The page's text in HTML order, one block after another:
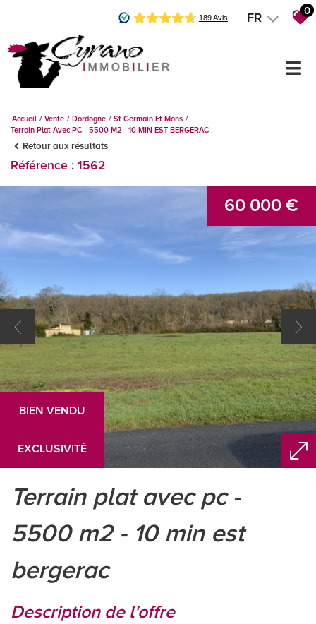
FR 0
Accueil Vente Dordogne
St Germain Et Mons
Terrain Plat Avec PC - 5500 M2 - 10 MIN EST BERGERAC
Retour aux résultats
Référence : 1562
BIEN VENDU
EXCLUSIVITÉ
60 000 €
terrain plat avec pc -
5500 m2 - 10 min est
bergerac
description de l'offre